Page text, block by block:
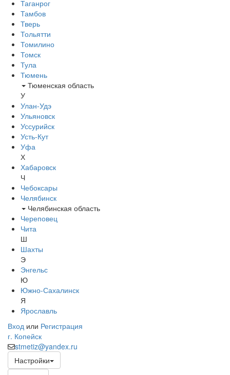
Таганрог
Тамбов
Тверь
Тольятти
Томилино
Томск
Тула
Тюмень
Тюменская область
У
Улан-Удэ
Ульяновск
Уссурийск
Усть-Кут
Уфа
Х
Хабаровск
Ч
Чебоксары
Челябинск
Челябинская область
Череповец
Чита
Ш
Шахты
Э
Энгельс
Ю
Южно-Сахалинск
Я
Ярославль
Вход или Регистрация
г. Копейск
stmetiz@yandex.ru
Настройки